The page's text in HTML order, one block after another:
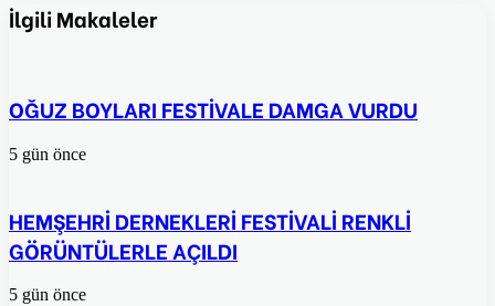
Posta
ile
İlgili Makaleler
OĞUZ BOYLARI FESTİVALE DAMGA VURDU
5 gün önce
HEMŞEHRİ DERNEKLERİ FESTİVALİ RENKLİ
GÖRÜNTÜLERLE AÇILDI
5 gün önce